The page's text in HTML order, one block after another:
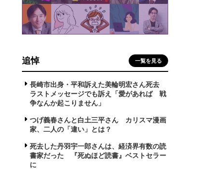
追悼 一覧を見る
長崎市出身・平和訴えた美輪明宏さん死去
ラストメッセージでも訴え「愛があれば 戦
争なんか起こりません」
つげ義春さんと白土三平さん カリスマ漫画
家、二人の「違い」とは？
死去した丹羽宇一郎さんは、経済界有数の読
書家だった 『死ぬほど読書』ベストセラー
に